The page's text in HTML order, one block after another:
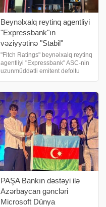
Beynəlxalq reytinq agentliyi
"Expressbank"ın
vəziyyətinə "Stabil"
qiymətini verdi
"Fitch Ratings" beynəlxalq reytinq
agentliyi "Expressbank" ASC-nin
uzunmüddətli emitent defoltu
"Stabil" saxlanılıb
PAŞA Bankın dəstəyi ilə
Azərbaycan gəncləri
Microsoft Dünya